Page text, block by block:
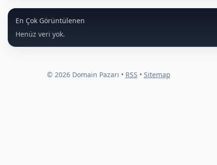
En Çok Görüntülenen
Henüz veri yok.
© 2026 Domain Pazarı • RSS • Sitemap